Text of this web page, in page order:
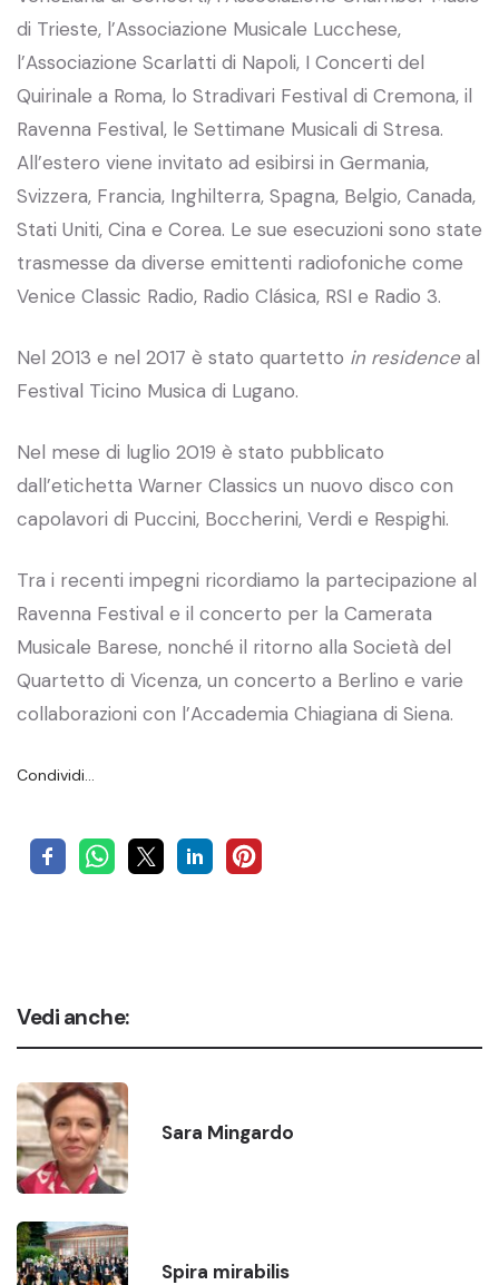
di Trieste, l’Associazione Musicale Lucchese,
l’Associazione Scarlatti di Napoli, I Concerti del
Quirinale a Roma, lo Stradivari Festival di Cremona, il
Ravenna Festival, le Settimane Musicali di Stresa.
All’estero viene invitato ad esibirsi in Germania,
Svizzera, Francia, Inghilterra, Spagna, Belgio, Canada,
Stati Uniti, Cina e Corea. Le sue esecuzioni sono state
trasmesse da diverse emittenti radiofoniche come
Venice Classic Radio, Radio Clásica, RSI e Radio 3.
Nel 2013 e nel 2017 è stato quartetto in residenceal
Festival Ticino Musica di Lugano.
Nel mese di luglio 2019 è stato pubblicato
dall’etichetta Warner Classics un nuovo disco con
capolavori di Puccini, Boccherini, Verdi e Respighi.
Tra i recenti impegni ricordiamo la partecipazione al
Ravenna Festival e il concerto per la Camerata
Musicale Barese, nonché il ritorno alla Società del
Quartetto di Vicenza, un concerto a Berlino e varie
collaborazioni con l’Accademia Chiagiana di Siena.
Condividi…
Vedi anche:
Sara Mingardo
Spira mirabilis